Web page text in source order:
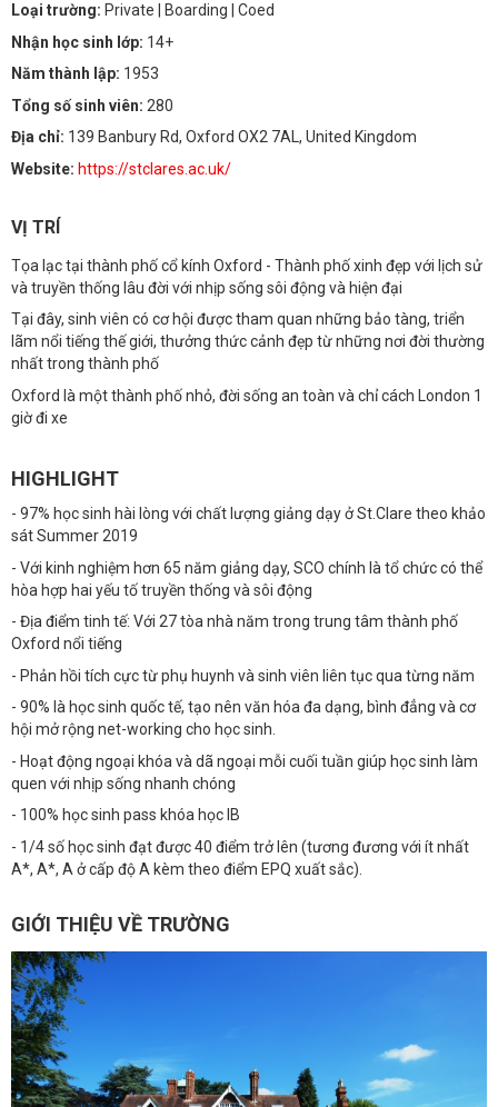
Loại trường: Private | Boarding
| Coed
Nhận học sinh lớp: 14+
Năm thành lập: 1953
Tổng số sinh viên: 280
Địa chỉ: 139 Banbury Rd, Oxford OX2 7AL, United Kingdom
Website: https://stclares.ac.uk/
VỊ TRÍ
Tọa lạc tại thành phố cổ kính Oxford - Thành phố xinh đẹp với lịch sử
và truyền thống lâu đời với nhịp sống sôi động và hiện đại
Tại đây, sinh viên có cơ hội được tham quan những bảo tàng, triển
lãm nổi tiếng thế giới, thưởng thức cảnh đẹp từ những nơi đời thường
nhất trong thành phố
Oxford là một thành phố nhỏ, đời sống an toàn và chỉ cách London 1
giờ đi xe
HIGHLIGHT
- 97% học sinh hài lòng với chất lượng giảng dạy ở St.Clare theo khảo
sát Summer 2019
- Với kinh nghiệm hơn 65 năm giảng dạy, SCO chính là tổ chức có thể
hòa hợp hai yếu tố truyền thống và sôi động
- Địa điểm tinh tế: Với 27 tòa nhà năm trong trung tâm thành phố
Oxford nổi tiếng
- Phản hồi tích cực từ phụ huynh và sinh viên liên tục qua từng năm
- 90% là học sinh quốc tế, tạo nên văn hóa đa dạng, bình đẳng và cơ
hội mở rộng net-working cho học sinh.
- Hoạt động ngoại khóa và dã ngoại mỗi cuối tuần giúp học sinh làm
quen với nhịp sống nhanh chóng
- 100% học sinh pass khóa học IB
- 1/4 số học sinh đạt được 40 điểm trở lên (tương đương với ít nhất
A*, A*, A ở cấp độ A kèm theo điểm EPQ xuất sắc).
GIỚI THIỆU VỀ TRƯỜNG